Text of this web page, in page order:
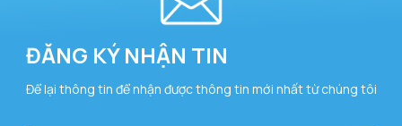
ĐĂNG KÝ NHẬN TIN
Để lại thông tin để nhận được thông tin mới nhất từ chúng tôi